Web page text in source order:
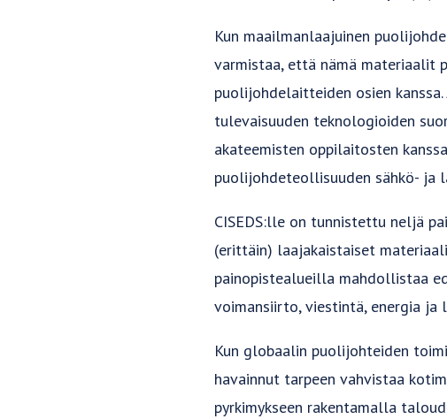
Kun maailmanlaajuinen
varmistaa, että nämä materiaalit
puolijohdelaitteiden osien
tulevaisuuden teknologioiden
akateemisten oppilaitosten
puolijohdeteollisuuden sähkö- ja
CISEDS:lle on tunnistettu neljä
(erittäin) laajakaistaiset
painopistealueilla mahdollistaa
voimansiirto, viestintä, energia ja
Kun globaalin puolijohteiden
havainnut tarpeen vahvistaa
pyrkimykseen rakentamalla